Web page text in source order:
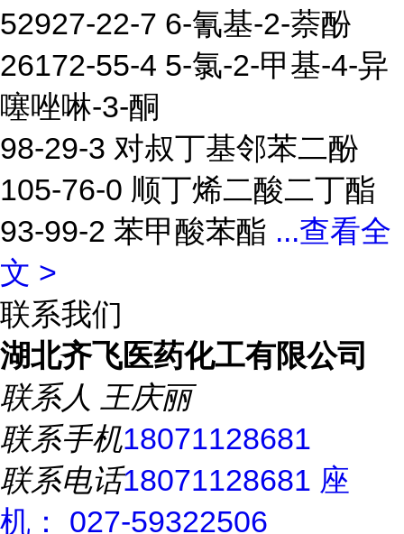
52927-22-7 6-氰基-2-萘酚
26172-55-4 5-氯-2-甲基-4-异
噻唑啉-3-酮
98-29-3 对叔丁基邻苯二酚
105-76-0 顺丁烯二酸二丁酯
93-99-2 苯甲酸苯酯 ...查看全
文 >
联系我们
湖北齐飞医药化工有限公司
联系人 王庆丽
联系手机18071128681
联系电话18071128681 座
机： 027-59322506